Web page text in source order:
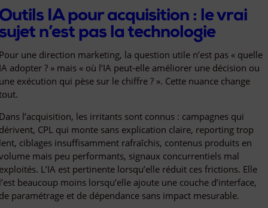
IA pour acquisition : le vrai
n’est pas la technologie
une direction marketing, la question utile n’est pas « quelle
adopter ? » mais « où l’IA peut-elle améliorer une décision ou
exécution qui pèse sur le chiffre ? ». Cette nuance change
l’acquisition, les irritants sont connus : campagnes qui
CPL qui monte sans explication claire, reporting trop
ciblages insuffisamment rafraîchis, contenus produits en
mais peu performants, signaux concurrentiels mal
L’IA est pertinente lorsqu’elle réduit ces frictions. Elle
beaucoup moins lorsqu’elle ajoute une couche d’interface,
paramétrage et de dépendance sans impact mesurable.